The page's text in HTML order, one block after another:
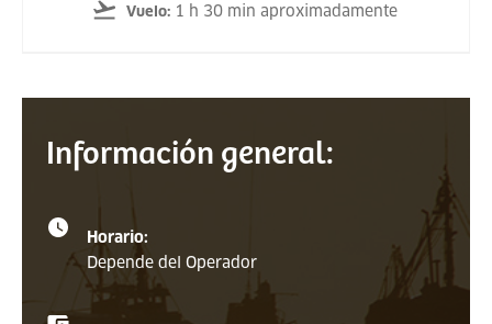
Vuelo: 1 h 30 min aproximadamente
Información general:
Horario:
Depende del Operador